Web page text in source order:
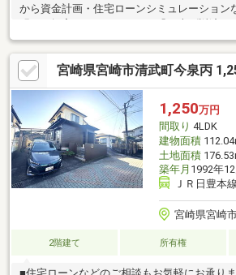
から資金計画・住宅ローンシミュレーション
らい」するのが効果的？ ・どこの銀行で
の？ ・適切な借入額は？ ・現在、お車
あるけど平気？ ・現在、住宅ローンを組ん
って…？ ・親子でローンって組めるの？な
問合せください♪
宮崎県宮崎市清武町今泉丙
1,250万円
間取り 4LDK
建物面積
土地面積
築年月 1992年
ＪＲ日豊本
宮崎県宮崎
2階建て 所有権